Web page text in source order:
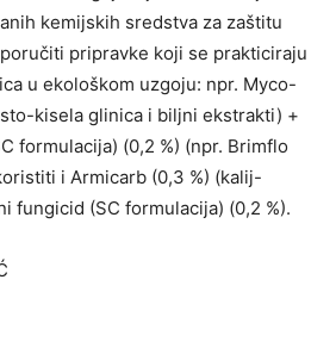
kemijskih sredstva za zaštitu
pripravke koji se prakticiraju
u ekološkom uzgoju: npr. Myco-
kisela glinica i biljni ekstrakti) +
formulacija) (0,2 %) (npr. Brimflo
i Armicarb (0,3 %) (kalij-
fungicid (SC formulacija) (0,2 %).